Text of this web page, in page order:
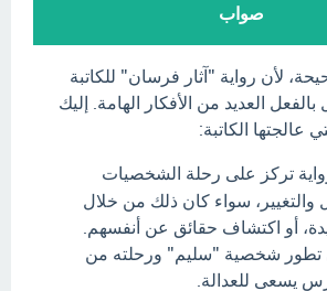
صواب
لأن رواية "آثار فرسان" للكاتبة
العديد من الأفكار الهامة. إليك
عالجتها الكاتبة:
تركز على رحلة الشخصيات
والتغيير، سواء كان ذلك من خلال
أو اكتشاف حقائق عن أنفسهم.
تطور شخصية "سليم" ورحلته من
يسعى للعدالة.